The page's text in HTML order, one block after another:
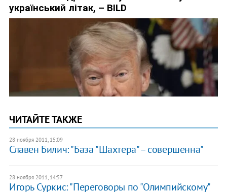
ЧИТАЙТЕ ТАКЖЕ
28 ноября 2011, 15:09
Славен Билич: "База "Шахтера" – совершенна"
28 ноября 2011, 14:57
Игорь Суркис: "Переговоры по "Олимпийскому"